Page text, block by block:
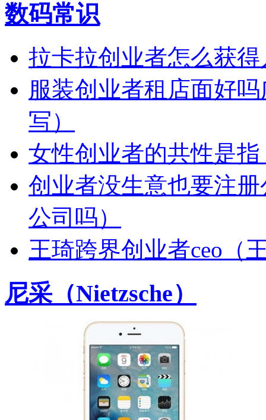
数码常识
拉卡拉创业者怎么获
服装创业者租店面好
写）
女性创业者的共性是
创业者没生意也要注
公司吗）
王琦跨界创业者ceo（
尼采（Nietzsche）